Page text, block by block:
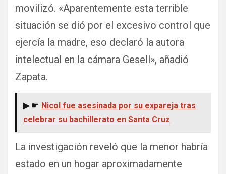
movilizó. «Aparentemente esta terrible
situación se dió por el excesivo control que
ejercía la madre, eso declaró la autora
intelectual en la cámara Gesell», añadió
Zapata.
▶ ☛ Nicol fue asesinada por su expareja tras
celebrar su bachillerato en Santa Cruz
La investigación reveló que la menor habría
estado en un hogar aproximadamente